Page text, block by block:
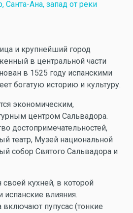
Санта-Ана, запад от реки
и крупнейший город
в центральной части
в 1525 году испанскими
богатую историю и культуру.
экономическим,
центром Сальвадора.
достопримечательностей,
театр, Музей национальной
собор Святого Сальвадора и
своей кухней, в которой
испанские влияния.
пупусас (тонкие